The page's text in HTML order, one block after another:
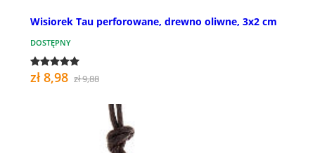
Wisiorek Tau perforowane, drewno oliwne, 3x2 cm
DOSTĘPNY
zł 8,98 zł 9,88